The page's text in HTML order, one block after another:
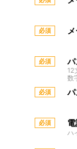
12
数
ハ